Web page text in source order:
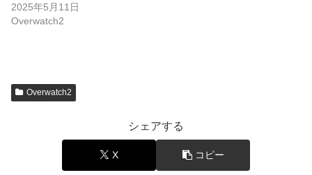
2025年5月11日
Overwatch2
Overwatch2
シェアする
X コピー